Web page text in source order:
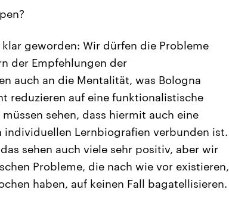
geworden: Wir dürfen die Probleme
der Empfehlungen der
auch an die Mentalität, was Bologna
reduzieren auf eine funktionalistische
sehen, dass hiermit auch eine
Lernbiografien verbunden ist.
sehen auch viele sehr positiv, aber wir
Probleme, die nach wie vor existieren,
haben, auf keinen Fall bagatellisieren.